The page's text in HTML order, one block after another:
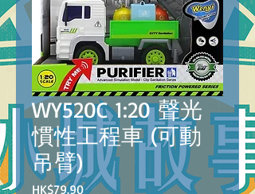
WY520C 1:20 聲光
慣性工程車 (可動
吊臂)
HK$79.90價